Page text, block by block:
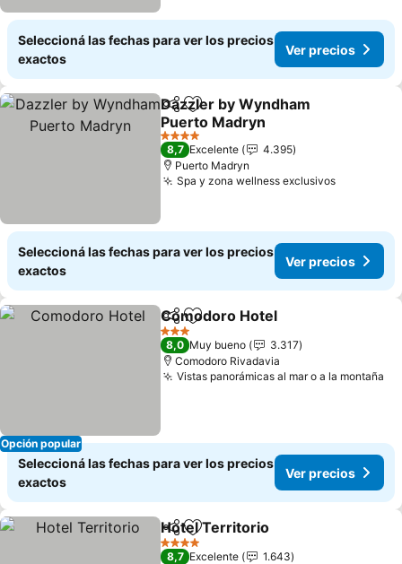
Seleccioná las fechas para ver los precios
exactos
Ver precios
CompartirAñadir a favoritos
Dazzler by Wyndham
Puerto Madryn
4 Estrellas
8,7 Excelente
4.395
Puerto Madryn
Spa y zona wellness exclusivos
Seleccioná las fechas para ver los precios
exactos
Ver precios
Opción popular
CompartirAñadir a favoritos
Comodoro Hotel
3 Estrellas
8,0 Muy bueno
3.317
Comodoro Rivadavia
Vistas panorámicas al mar o a la montaña
Seleccioná las fechas para ver los precios
exactos
Ver precios
CompartirAñadir a favoritos
Hotel Territorio
4 Estrellas
8,7 Excelente
1.643